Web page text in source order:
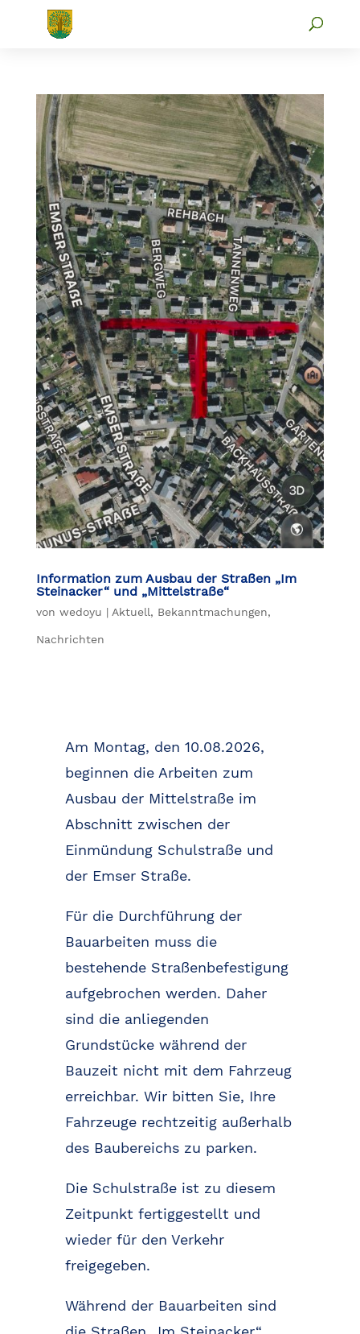
Information zum Ausbau der Straßen „Im
Steinacker“ und „Mittelstraße“
von wedoyu | Aktuell, Bekanntmachungen,
Nachrichten
Am Montag, den 10.08.2026,
beginnen die Arbeiten zum
Ausbau der Mittelstraße im
Abschnitt zwischen der
Einmündung Schulstraße und
der Emser Straße.
Für die Durchführung der
Bauarbeiten muss die
bestehende Straßenbefestigung
aufgebrochen werden. Daher
sind die anliegenden
Grundstücke während der
Bauzeit nicht mit dem Fahrzeug
erreichbar. Wir bitten Sie, Ihre
Fahrzeuge rechtzeitig außerhalb
des Baubereichs zu parken.
Die Schulstraße ist zu diesem
Zeitpunkt fertiggestellt und
wieder für den Verkehr
freigegeben.
Während der Bauarbeiten sind